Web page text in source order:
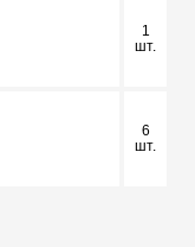
1
шт.
6
шт.